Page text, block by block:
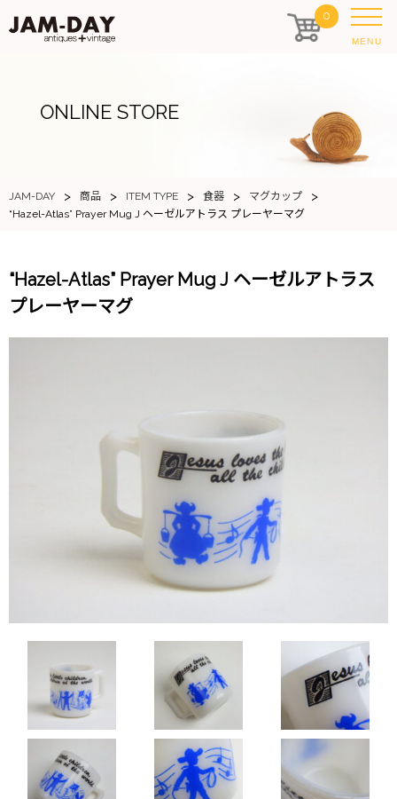
0
MENU
ONLINE STORE
JAM-DAY > 商品 > ITEM TYPE > 食器 > マグカップ >
“Hazel-Atlas” Prayer Mug J ヘーゼルアトラス プレーヤーマグ
“Hazel-Atlas” Prayer Mug J ヘーゼルアトラス
プレーヤーマグ